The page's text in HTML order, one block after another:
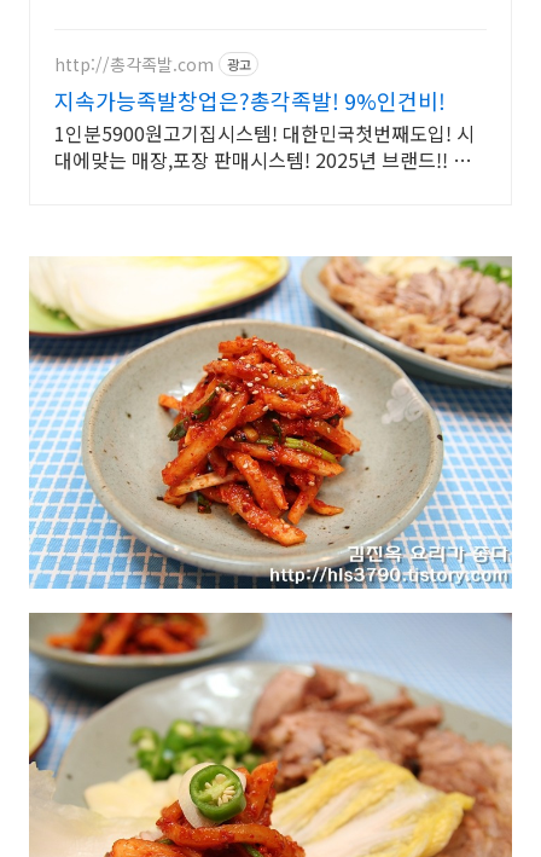
http://총각족발.com 광고
지속가능족발창업은?총각족발! 9%인건비!
1인분5900원고기집시스템! 대한민국첫번째도입! 시
대에맞는 매장,포장 판매시스템! 2025년 브랜드!! 월